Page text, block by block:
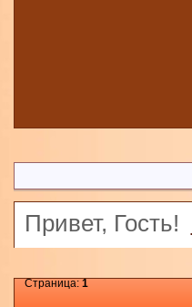
Привет, Гость!
Страница:1